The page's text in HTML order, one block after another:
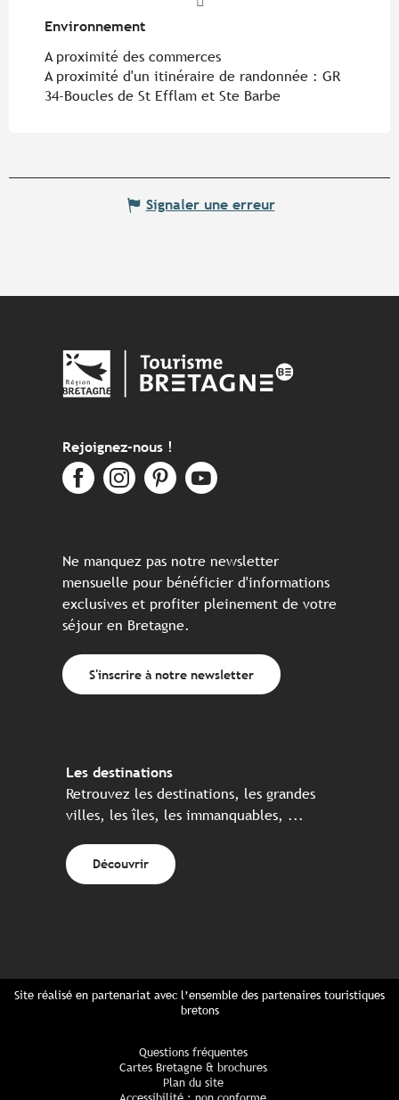
Environnement
Environnement
A proximité des commerces
A proximité d'un itinéraire de randonnée : GR
34-Boucles de St Efflam et Ste Barbe
Signaler une erreur
Rejoignez-nous !
Ne manquez pas notre newsletter
mensuelle pour bénéficier d'informations
exclusives et profiter pleinement de votre
séjour en Bretagne.
S'inscrire à notre newsletter
Les destinations
Retrouvez les destinations, les grandes
villes, les îles, les immanquables, ...
Découvrir
Site réalisé en partenariat avec l’ensemble des partenaires touristiques
bretons
Questions fréquentes
Cartes Bretagne & brochures
Plan du site